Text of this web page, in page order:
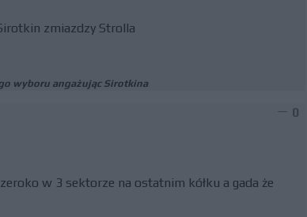
zmiazdzy Strolla
wyboru angażując Sirotkina
0
w 3 sektorze na ostatnim kółku a gada że